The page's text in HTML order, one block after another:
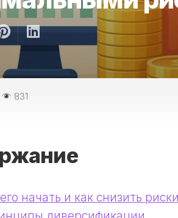
831
начать и как снизить риски